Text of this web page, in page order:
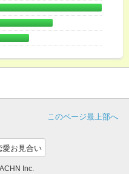
このページ最上部へ
Inc.